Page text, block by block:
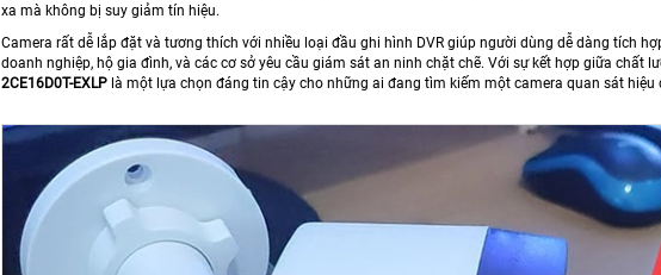
xa mà không bị suy giảm tín hiệu.
Camera rất dễ lắp đặt và tương thích với nhiều loại đầu ghi hình DVR giúp người dùng dễ dàng tích
doanh nghiệp, hộ gia đình, và các cơ sở yêu cầu giám sát an ninh chặt chẽ. Với sự kết hợp giữa chất
2CE16D0T-EXLP là một lựa chọn đáng tin cậy cho những ai đang tìm kiếm một camera quan sát hiệu